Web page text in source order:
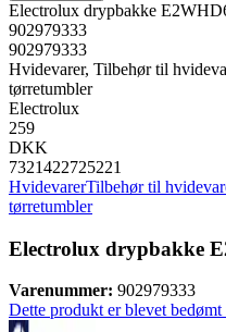
Electrolux drypbakke
902979333
902979333
Hvidevarer, Tilbehør til
tørretumbler
Electrolux
259
DKK
7321422725221
HvidevarerTilbehør til
tørretumbler
Electrolux drypbakke
Varenummer: 902979333
Dette produkt er blevet